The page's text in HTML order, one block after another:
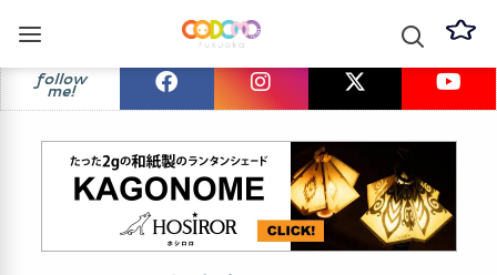
follow
me!